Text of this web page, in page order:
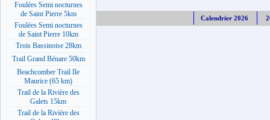
Foulées Semi nocturnes
de Saint Pierre 5km
Foulées Semi nocturnes
de Saint Pierre 10km
Trois Bassinoise 28km
Trail Grand Bénare 50km
Beachcomber Trail Ile
Maurice (65 km)
Trail de la Rivière des
Galets 15km
Trail de la Rivière des
Calendrier 2026